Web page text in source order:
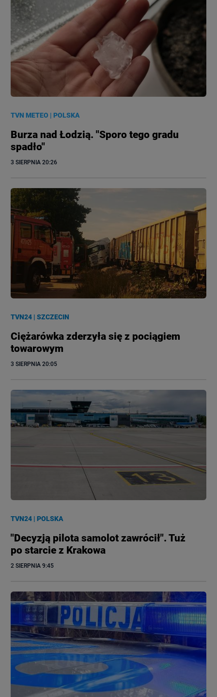
TVN METEO |POLSKA
Burza nad Łodzią. "Sporo tego gradu
spadło"
3 SIERPNIA 20:26
TVN24 |SZCZECIN
Ciężarówka zderzyła się z pociągiem
towarowym
3 SIERPNIA 20:05
TVN24 |POLSKA
"Decyzją pilota samolot zawrócił". Tuż
po starcie z Krakowa
2 SIERPNIA 9:45